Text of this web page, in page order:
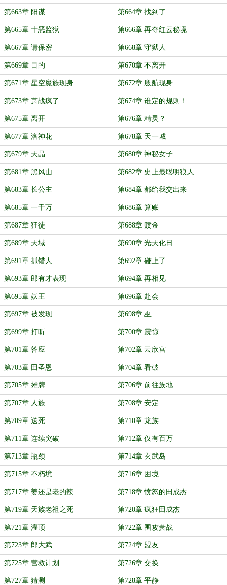
第663章 阳谋 第664章 找到了
第665章 十恶监狱 第666章 再夺红云秘境
第667章 请保密 第668章 守狱人
第669章 目的 第670章 不离开
第671章 星空魔族现身 第672章 殷航现身
第673章 萧战疯了 第674章 谁定的规则！
第675章 离开 第676章 精灵？
第677章 洛神花 第678章 天一城
第679章 天晶 第680章 神秘女子
第681章 黑风山 第682章 史上最聪明狼人
第683章 长公主 第684章 都给我交出来
第685章 一千万 第686章 算账
第687章 狂徒 第688章 赎金
第689章 天域 第690章 光天化日
第691章 抓错人 第692章 碰上了
第693章 郎有才表现 第694章 再相见
第695章 妖王 第696章 赴会
第697章 被发现 第698章 巫
第699章 打听 第700章 震惊
第701章 答应 第702章 云欣宫
第703章 田圣恩 第704章 看破
第705章 摊牌 第706章 前往族地
第707章 人族 第708章 安定
第709章 送死 第710章 龙族
第711章 连续突破 第712章 仅有百万
第713章 瓶颈 第714章 玄武岛
第715章 不朽境 第716章 困境
第717章 姜还是老的辣 第718章 愤怒的田成杰
第719章 天族老祖之死 第720章 疯狂田成杰
第721章 灌顶 第722章 围攻萧战
第723章 郎大武 第724章 盟友
第725章 营救计划 第726章 交换
第727章 猜测 第728章 平静